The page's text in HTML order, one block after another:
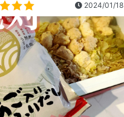
2024/01/18